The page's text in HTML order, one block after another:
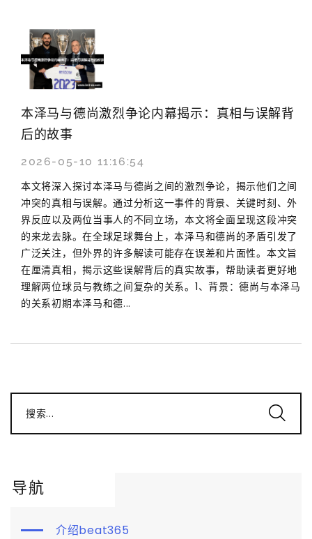
本泽马与德尚激烈争论内幕揭示：真相与误解背
后的故事
2026-05-10 11:16:54
本文将深入探讨本泽马与德尚之间的激烈争论，揭示他们之间
冲突的真相与误解。通过分析这一事件的背景、关键时刻、外
界反应以及两位当事人的不同立场，本文将全面呈现这段冲突
的来龙去脉。在全球足球舞台上，本泽马和德尚的矛盾引发了
广泛关注，但外界的许多解读可能存在误差和片面性。本文旨
在厘清真相，揭示这些误解背后的真实故事，帮助读者更好地
理解两位球员与教练之间复杂的关系。1、背景：德尚与本泽马
的关系初期本泽马和德...
搜索...
导航
介绍beat365